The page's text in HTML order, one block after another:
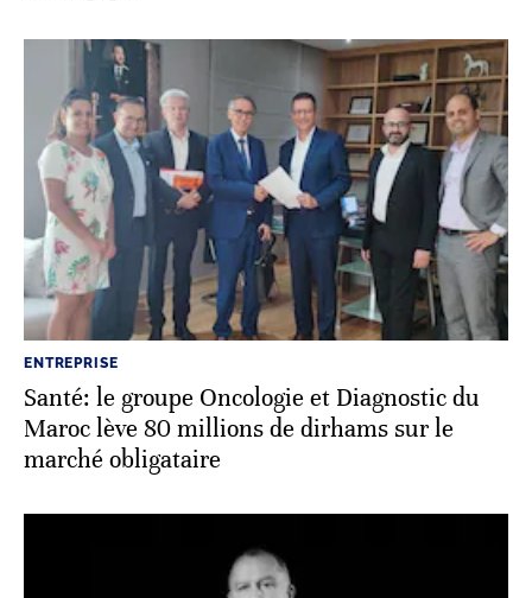
ENTREPRISE
Santé: le groupe Oncologie et Diagnostic du
Maroc lève 80 millions de dirhams sur le
marché obligataire